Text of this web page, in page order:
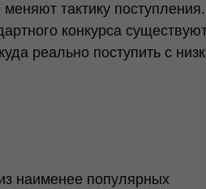
тактику поступления.
конкурса
реально поступить с
наименее популярных